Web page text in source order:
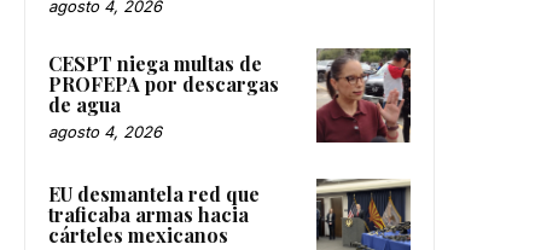
agosto 4, 2026
CESPT niega multas de
PROFEPA por descargas
de agua
agosto 4, 2026
EU desmantela red que
traficaba armas hacia
cárteles mexicanos